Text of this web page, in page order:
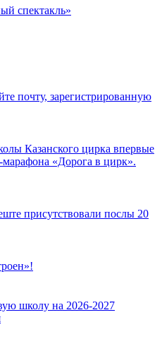
спектакль»
почту, зарегистрированную
Казанского цирка впервые
марафона «Дорога в цирк».
присутствовали послы 20
школу на 2026-2027